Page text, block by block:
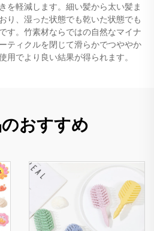
を軽減します。細い髪から太い髪ま
り、湿った状態でも乾いた状態でも
す。竹素材ならではの自然なマイナ
ティクルを閉じて滑らかでつややか
用でより良い結果が得られます。
おすすめ